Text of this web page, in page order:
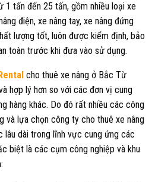
1 tấn đến 25 tấn, gồm nhiều loại xe
điện, xe nâng tay, xe nâng đứng
lượng tốt, luôn được kiểm định, bảo
toàn trước khi đưa vào sử dụng.
cho thuê xe nâng ở Bắc Từ
hợp lý hơn so với các đơn vị cung
hàng khác. Do đó rất nhiều các công
và lựa chọn công ty cho thuê xe nâng
lâu dài trong lĩnh vực cung ứng các
biệt là các cụm công nghiệp và khu